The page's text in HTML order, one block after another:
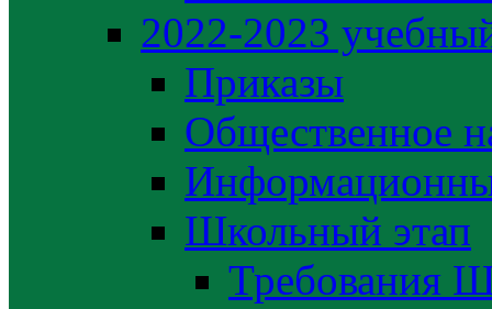
2022-2023
Приказы
Общественное
Школьный этап
Требования